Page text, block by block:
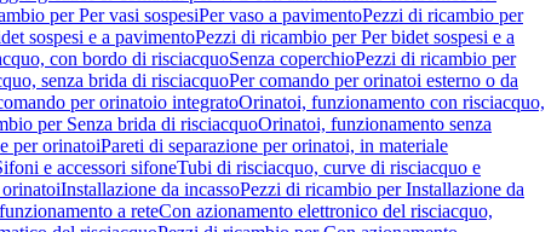
per Per vasi sospesiPer vaso a pavimentoPezzi di ricambio per
sospesi e a pavimentoPezzi di ricambio per Per bidet sospesi e a
con bordo di risciacquoSenza coperchioPezzi di ricambio per
senza brida di risciacquoPer comando per orinatoi esterno o da
per orinatoio integratoOrinatoi, funzionamento con risciacquo,
per Senza brida di risciacquoOrinatoi, funzionamento senza
per orinatoiPareti di separazione per orinatoi, in materiale
e accessori sifoneTubi di risciacquo, curve di risciacquo e
Installazione da incassoPezzi di ricambio per Installazione da
a reteCon azionamento elettronico del risciacquo,